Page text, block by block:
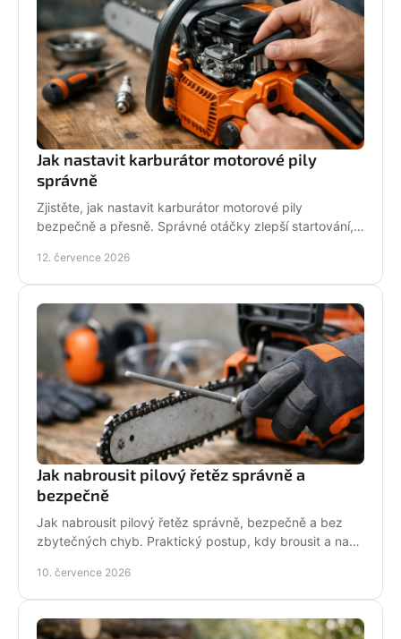
Jak nastavit karburátor motorové pily
správně
Zjistěte, jak nastavit karburátor motorové pily
bezpečně a přesně. Správné otáčky zlepší startování,
12. července 2026
Jak nabrousit pilový řetěz správně a
bezpečně
Jak nabrousit pilový řetěz správně, bezpečně a bez
zbytečných chyb. Praktický postup, kdy brousit a na
10. července 2026